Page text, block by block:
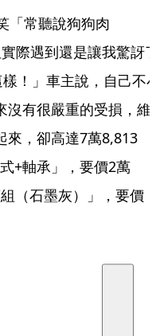
「常聽說狗狗肉
際遇到還是讓我驚訝
！」車主說，自己不
沒有很嚴重的受損，維
來，卻高達7萬8,813
+軸承」，要價2萬
（石墨灰）」，要價